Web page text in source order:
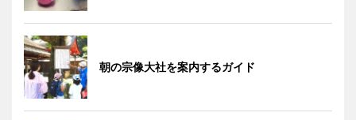
朝の宗像大社を案内するガイド